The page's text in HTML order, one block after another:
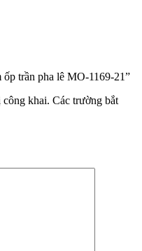
trần pha lê MO-1169-21”
công khai. Các trường bắt